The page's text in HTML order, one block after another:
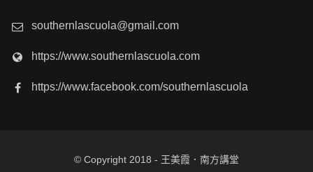
southernlascuola@gmail.com
https://www.southernlascuola.com
https://www.facebook.com/southernlascuola
© Copyright 2018 - 王美霞．南方講堂